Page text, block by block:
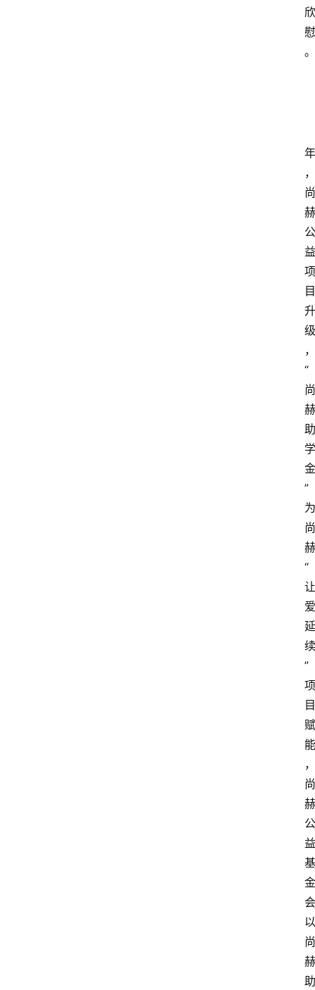
欣
慰
。
年
，
尚
赫
公
益
项
目
升
级
，
“
尚
赫
助
学
金
”
为
尚
赫
“
让
爱
延
续
”
项
目
赋
能
，
尚
赫
公
益
基
金
会
以
尚
赫
助